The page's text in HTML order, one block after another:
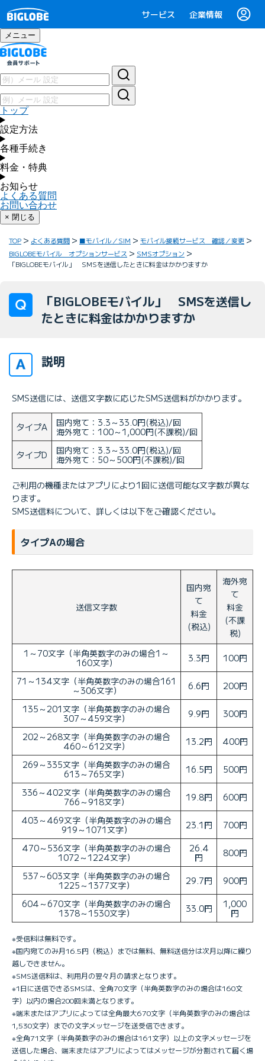
サービス 企業情報
メニュー
トップ
設定方法
各種手続き
料金・特典
お知らせ
よくある質問
お問い合わせ
× 閉じる
TOP よくある質問 ■モバイル／SIM
モバイル接続サービス 確認／変更
BIGLOBEモバイル オプションサービス
SMSオプション
「BIGLOBEモバイル」 SMSを送信したときに料金はかかりますか
「BIGLOBEモバイル」 SMSを送信し
たときに料金はかかりますか
説明
SMS送信には、送信文字数に応じたSMS送信料がかかります。
タイプA
国内宛て：3.3～33.0円(税込)/回
海外宛て：100～1,000円(不課税)/回
タイプD
国内宛て：3.3～33.0円(税込)/回
海外宛て：50～500円(不課税)/回
ご利用の機種またはアプリにより1回に送信可能な文字数が異な
ります。
SMS送信料について、詳しくは以下をご確認ください。
タイプAの場合
送信文字数
国内宛
て
料金
(税込)
海外宛
て
料金
(不課
税)
1～70文字（半角英数字のみの場合1～
160文字）
3.3円
100円
71～134文字（半角英数字のみの場合161
～306文字）
6.6円
200円
135～201文字（半角英数字のみの場合
307～459文字）
9.9円
300円
202～268文字（半角英数字のみの場合
460～612文字）
13.2円
400円
269～335文字（半角英数字のみの場合
613～765文字）
16.5円
500円
336～402文字（半角英数字のみの場合
766～918文字）
19.8円
600円
403～469文字（半角英数字のみの場合
919～1071文字）
23.1円
700円
470～536文字（半角英数字のみの場合
1072～1224文字）
26.4
円
800円
537～603文字（半角英数字のみの場合
1225～1377文字）
29.7円
900円
604～670文字（半角英数字のみの場合
1378～1530文字）
33.0円
1,000
円
※受信料は無料です。
※国内宛てのみ月16.5円（税込）までは無料、無料送信分は次月以降に繰り
越しできません。
※SMS送信料は、利用月の翌々月の請求となります。
※1日に送信できるSMSは、全角70文字（半角英数字のみの場合は160文
字）以内の場合200回未満となります。
※端末またはアプリによっては全角最大670文字（半角英数字のみの場合は
1,530文字）までの文字メッセージを送受信できます。
※全角71文字（半角英数字のみの場合は161文字）以上の文字メッセージを
送信した場合、端末またはアプリによってはメッセージが分割されて届く場